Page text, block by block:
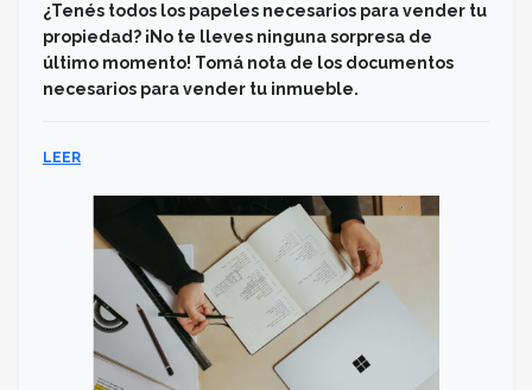
¿Tenés todos los papeles necesarios para vender tu
propiedad? ¡No te lleves ninguna sorpresa de
último momento! Tomá nota de los documentos
necesarios para vender tu inmueble.
LEER